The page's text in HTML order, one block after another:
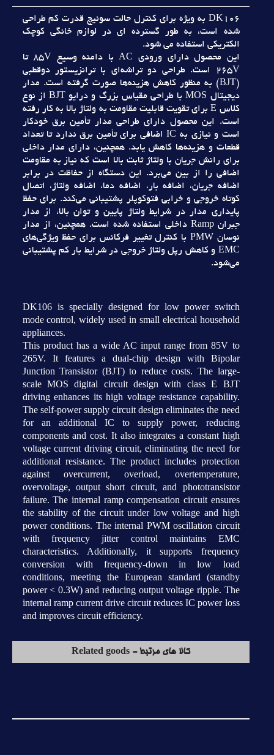
DK106 به ويژه براي کنترل حالت سوئيچ قدرت کم طراحي
شده است، به طور گسترده اي در لوازم خانگي کوچک
الکتريکي استفاده مي شود.
اين محصول داراي ورودي AC با دامنه وسيع 85V تا
265V است. طراحي دو تراشه‌اي با ترانزيستور دوقطبي
(BJT) به منظور کاهش هزينه‌ها صورت گرفته است. مدار
ديجيتال MOS با طراحي مقياس بزرگ و درايو BJT از نوع
کلاس E براي تقويت قابليت مقاومت به ولتاژ بالا به کار رفته
است. اين محصول داراي طراحي مدار تأمين برق خودکار
است و نيازي به IC اضافي براي تأمين برق ندارد تا تعداد
قطعات و هزينه‌ها کاهش يابد. همچنين، داراي مدار داخلي
براي رانش جريان با ولتاژ ثابت بالا است که نياز به مقاومت
اضافي را از بين مي‌برد. اين دستگاه از حفاظت در برابر
اضافه جريان، اضافه بار، اضافه دما، اضافه ولتاژ، اتصال
کوتاه خروجي و خرابي فتوکوپلر پشتيباني مي‌کند. براي حفظ
پايداري مدار در شرايط ولتاژ پايين و توان بالا، از مدار
جبران Ramp داخلي استفاده شده است. همچنين، از مدار
نوسان PMW با کنترل تغيير فرکانس براي حفظ ويژگي‌هاي
EMC و کاهش رپل ولتاژ خروجي در شرايط بار کم پشتيباني
مي‌شود.
DK106 is specially designed for low power switch
mode control, widely used in small electrical household
appliances.
This product has a wide AC input range from 85V to
265V. It features a dual-chip design with Bipolar
Junction Transistor (BJT) to reduce costs. The large-
scale MOS digital circuit design with class E BJT
driving enhances its high voltage resistance capability.
The self-power supply circuit design eliminates the need
for an additional IC to supply power, reducing
components and cost. It also integrates a constant high
voltage current driving circuit, eliminating the need for
additional resistance. The product includes protection
against overcurrent, overload, overtemperature,
overvoltage, output short circuit, and phototransistor
failure. The internal ramp compensation circuit ensures
the stability of the circuit under low voltage and high
power conditions. The internal PWM oscillation circuit
with frequency jitter control maintains EMC
characteristics. Additionally, it supports frequency
conversion with frequency-down in low load
conditions, meeting the European standard (standby
power < 0.3W) and reducing output voltage ripple. The
internal ramp current drive circuit reduces IC power loss
and improves circuit efficiency.
کالا های مرتبط - Related goods